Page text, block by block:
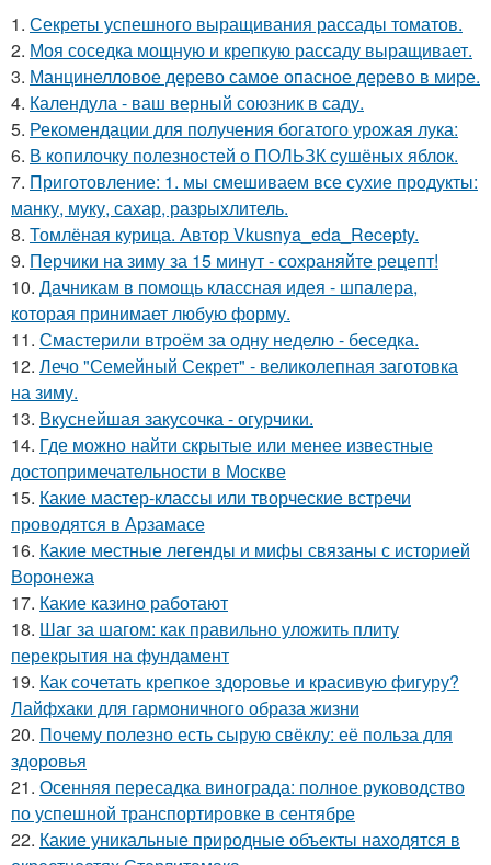
1. Секреты успешного выращивания рассады томатов.
2. Моя соседка мощную и крепкую рассаду выращивает.
3. Манцинелловое дерево самое опасное дерево в мире.
4. Календула - ваш верный союзник в саду.
5. Рекомендации для получения богатого урожая лука:
6. В копилочку полезностей о ПОЛЬЗК сушёных яблок.
7. Приготовление: 1. мы смешиваем все сухие продукты:
манку, муку, сахар, разрыхлитель.
8. Томлёная курица. Автор Vkusnya_eda_Recepty.
9. Перчики на зиму за 15 минут - сохраняйте рецепт!
10. Дачникам в помощь классная идея - шпалера,
которая принимает любую форму.
11. Смастерили втроём за одну неделю - беседка.
12. Лечо "Семейный Секрет" - великолепная заготовка
на зиму.
13. Вкуснейшая закусочка - огурчики.
14. Где можно найти скрытые или менее известные
достопримечательности в Москве
15. Какие мастер-классы или творческие встречи
проводятся в Арзамасе
16. Какие местные легенды и мифы связаны с историей
Воронежа
17. Какие казино работают
18. Шаг за шагом: как правильно уложить плиту
перекрытия на фундамент
19. Как сочетать крепкое здоровье и красивую фигуру?
Лайфхаки для гармоничного образа жизни
20. Почему полезно есть сырую свёклу: её польза для
здоровья
21. Осенняя пересадка винограда: полное руководство
по успешной транспортировке в сентябре
22. Какие уникальные природные объекты находятся в